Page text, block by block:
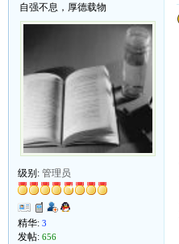
自强不息，厚德载物
级别: 管理员
精华: 3
发帖: 656